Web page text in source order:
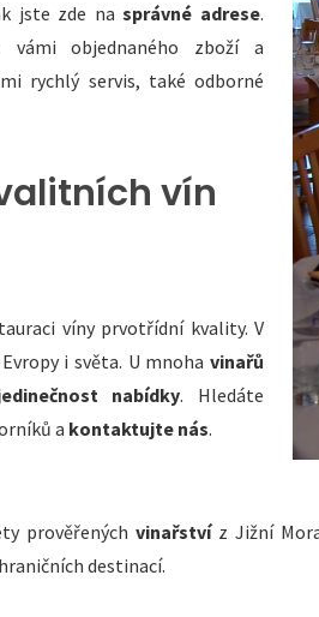
jste zde nasprávné adrese.
vámi objednaného zboží a
rychlý servis, také odborné
vín
víny prvotřídní kvality. V
i světa. U mnoha vinařů
nabídky. Hledáte
a kontaktujte nás.
prověřených vinařstvíz Jižní
destinací.